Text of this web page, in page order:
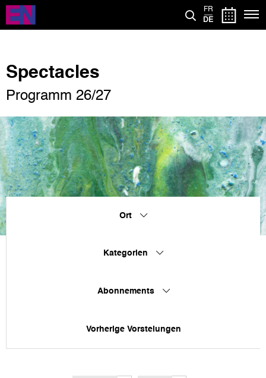
Direkt
zum
Inhalt
FR
DE
Spectacles
Programm 26/27
Ort
Kategorien
Abonnements
Vorherige Vorstelungen